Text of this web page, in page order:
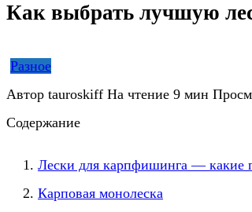
Как выбрать лучшую
Разное
Автор tauroskiff На чтение 9 мин
Содержание
Лески для карпфишинга — какие
Карповая монолеска